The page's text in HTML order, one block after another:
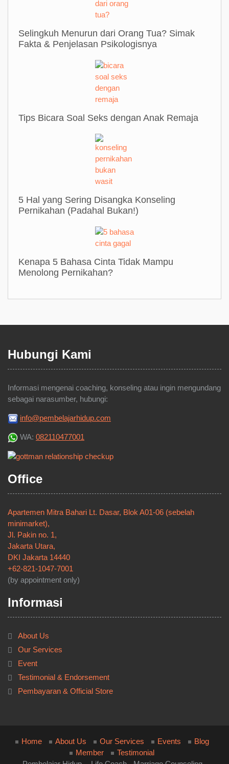
Selingkuh Menurun dari Orang Tua? Simak
Fakta & Penjelasan Psikologisnya
Tips Bicara Soal Seks dengan Anak Remaja
5 Hal yang Sering Disangka Konseling
Pernikahan (Padahal Bukan!)
Kenapa 5 Bahasa Cinta Tidak Mampu
Menolong Pernikahan?
Hubungi Kami
Informasi mengenai coaching, konseling atau ingin mengundang
sebagai narasumber, hubungi:
info@pembelajarhidup.com
WA: 082110477001
Office
Apartemen Mitra Bahari Lt. Dasar, Blok A01-06 (sebelah
minimarket),
Jl. Pakin no. 1,
Jakarta Utara,
DKI Jakarta 14440
+62-821-1047-7001
(by appointment only)
Informasi
About Us
Our Services
Event
Testimonial & Endorsement
Pembayaran & Official Store
Home About Us Our Services Events
Blog
Member
Testimonial